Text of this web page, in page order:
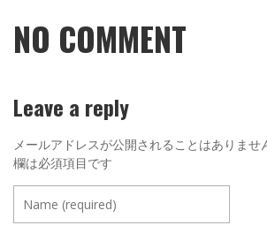
NO COMMENT
Leave a reply
メールアドレスが公開されることはありませ
欄は必須項目です